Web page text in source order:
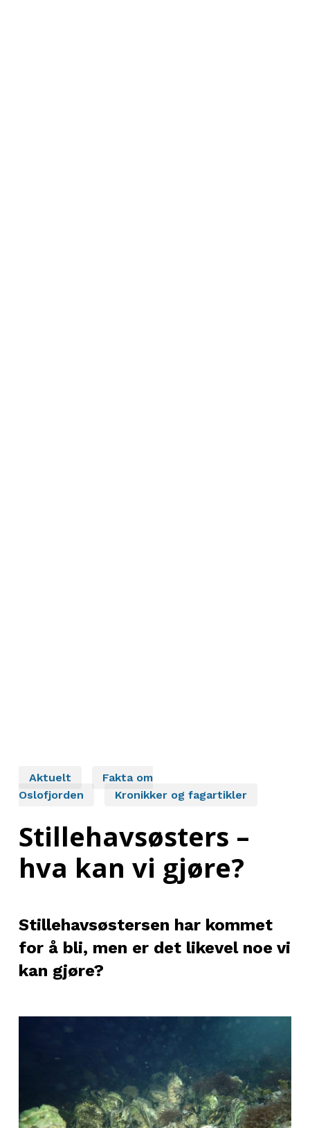
Aktuelt
Fakta om
Oslofjorden
Kronikker og fagartikler
Stillehavsøsters –
hva kan vi gjøre?
Stillehavsøstersen har kommet
for å bli, men er det likevel noe vi
kan gjøre?